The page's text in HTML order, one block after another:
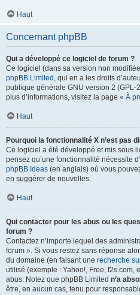
Haut
Concernant phpBB
Qui a développé ce logiciel de forum ?
Ce logiciel (dans sa version non
phpBB Limited , qui en a les droits
publique générale GNU version 2 (GPL-
plus d’informations, visitez la page « À
Haut
Pourquoi la fonctionnalité X n’est pas
Ce logiciel a été développé et mis sous
pensez qu’une fonctionnalité nécessite
phpBB Ideas (en anglais) où vous
en suggérer de nouvelles.
Haut
Qui contacter pour les abus ou les
forum ?
Contactez n’importe lequel des
forum ». Si vous restez sans réponse
du domaine (en faisant une recherche
utilisé (exemple : Yahoo!, Free, f2s.com,
abus. Notez que phpBB Limited n’a
être, en aucun cas, tenu pour